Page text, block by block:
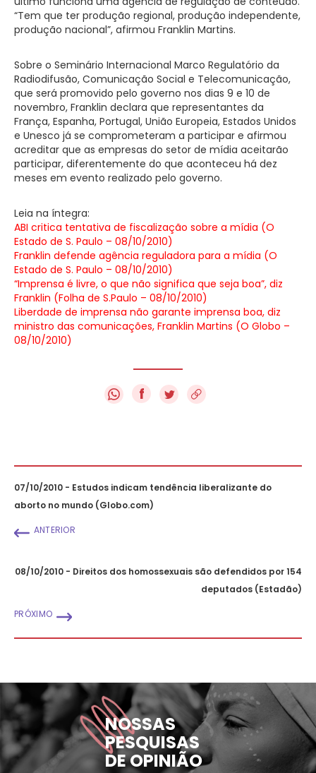
“Tem que ter produção regional, produção independente,
produção nacional”, afirmou Franklin Martins.
Sobre o Seminário Internacional Marco Regulatório da
Radiodifusão, Comunicação Social e Telecomunicação,
que será promovido pelo governo nos dias 9 e 10 de
novembro, Franklin declara que representantes da
França, Espanha, Portugal, União Europeia, Estados Unidos
e Unesco já se comprometeram a participar e afirmou
acreditar que as empresas do setor de mídia aceitarão
participar, diferentemente do que aconteceu há dez
meses em evento realizado pelo governo.
Leia na íntegra:
ABI critica tentativa de fiscalização sobre a mídia (O
Estado de S. Paulo – 08/10/2010)
Franklin defende agência reguladora para a mídia (O
Estado de S. Paulo – 08/10/2010)
“Imprensa é livre, o que não significa que seja boa”, diz
Franklin (Folha de S.Paulo – 08/10/2010)
Liberdade de imprensa não garante imprensa boa, diz
ministro das comunicações, Franklin Martins (O Globo –
08/10/2010)
f
07/10/2010 - Estudos indicam tendência liberalizante do
aborto no mundo (Globo.com)
ANTERIOR
08/10/2010 - Direitos dos homossexuais são defendidos por 154
deputados (Estadão)
PRÓXIMO
NOSSAS
PESQUISAS
DE OPINIÃO